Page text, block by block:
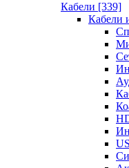
Кабели [339]
Кабели